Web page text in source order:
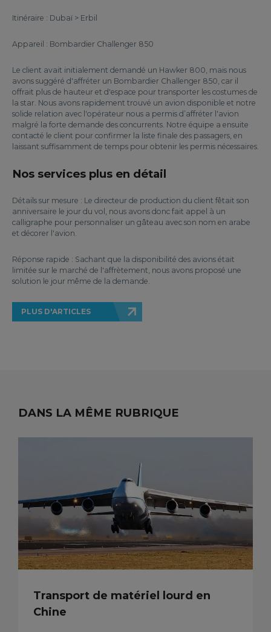
Itinéraire : Dubaï > Erbil
Appareil : Bombardier Challenger 850
Le client avait initialement demandé un Hawker 800, mais nous
avons suggéré d'affréter un Bombardier Challenger 850, car il
offrait plus de hauteur et d'espace pour transporter les costumes de
la star. Nous avons rapidement trouvé un avion disponible et notre
solide relation avec l'opérateur nous a permis d’affréter l'avion
malgré la forte demande des concurrents. Notre équipe a ensuite
contacté le client pour confirmer la liste finale des passagers, en
laissant suffisamment de temps pour obtenir les permis nécessaires.
Nos services plus en détail
Détails sur mesure : Le directeur de production du client fêtait son
anniversaire le jour du vol, nous avons donc fait appel à un
calligraphe pour personnaliser un gâteau avec son nom en arabe
et décorer l'avion.
Réponse rapide : Sachant que la disponibilité des avions était
limitée sur le marché de l'affrètement, nous avons proposé une
solution le jour même de la demande.
PLUS D'ARTICLES
DANS LA MÊME RUBRIQUE
Transport de matériel lourd en
Chine